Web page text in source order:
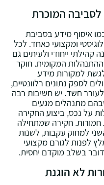
המוכרת
איסוף מידע בסביבת
ומקצועי כאחד. לכל
ייחודי ולעיתים גם
המקומית. חוקר
למקורות מידע
לספק נתונים רלוונטיים‚
חשד. יש חשיבות רבה
מתנהלים מגעים
על נכס‚ ביצוע החקירה
חמורות. חקירה שמתחילה
למחוק עקבות‚ לשנות
לפנות לגורם מקצועי
בשלב מוקדם יחסית.
לא הוגנת